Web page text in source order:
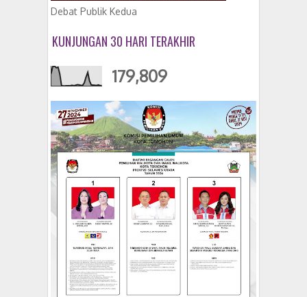
Debat Publik Kedua
KUNJUNGAN 30 HARI TERAKHIR
179,809